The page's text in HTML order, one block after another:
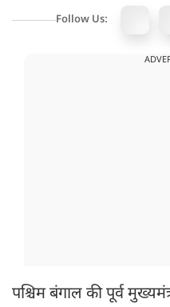
Follow Us:
पश्चिम बंगाल की पूर्व